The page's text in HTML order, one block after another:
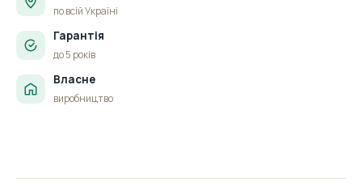
по всій Україні
Гарантія
до 5 років
Власне
виробництво